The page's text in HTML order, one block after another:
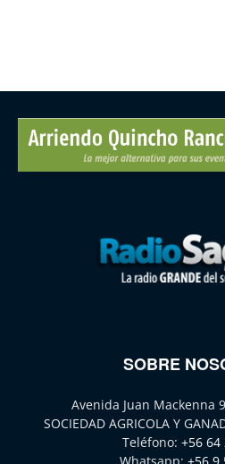
SOBRE
Avenida Juan Mackenna
SOCIEDAD AGRICOLA Y
Teléfono: +56 64
Whatsapp: +56 9